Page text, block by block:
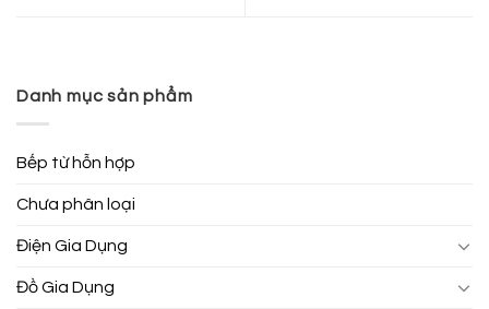
Danh mục sản phẩm
Bếp từ hỗn hợp
Chưa phân loại
Điện Gia Dụng
Đồ Gia Dụng